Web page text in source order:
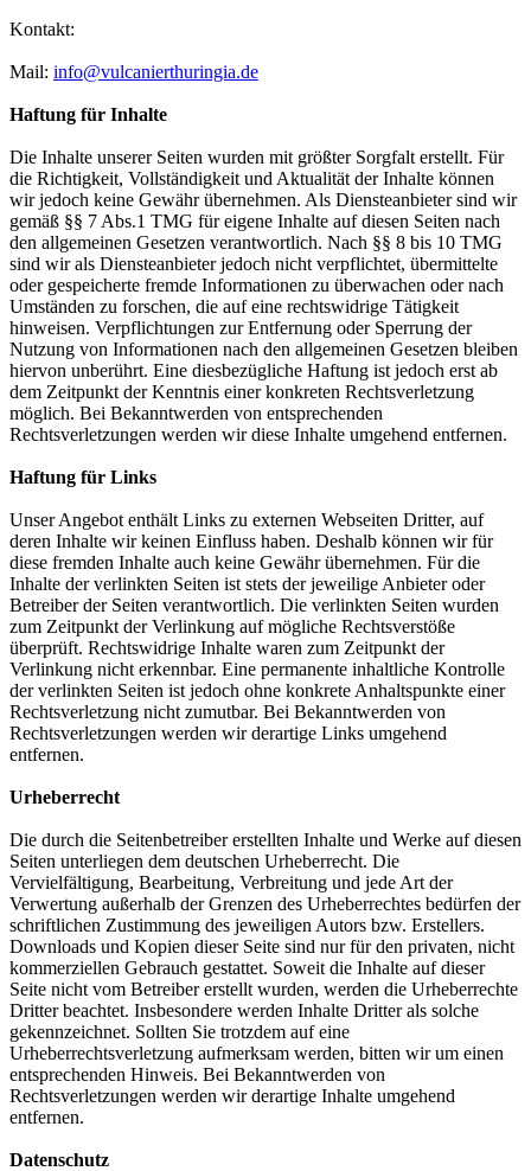
Kontakt:
Mail: info@vulcanierthuringia.de
Haftung für Inhalte
Die Inhalte unserer Seiten wurden mit größter Sorgfalt erstellt. Für
die Richtigkeit, Vollständigkeit und Aktualität der Inhalte können
wir jedoch keine Gewähr übernehmen. Als Diensteanbieter sind wir
gemäß §§ 7 Abs.1 TMG für eigene Inhalte auf diesen Seiten nach
den allgemeinen Gesetzen verantwortlich. Nach §§ 8 bis 10 TMG
sind wir als Diensteanbieter jedoch nicht verpflichtet, übermittelte
oder gespeicherte fremde Informationen zu überwachen oder nach
Umständen zu forschen, die auf eine rechtswidrige Tätigkeit
hinweisen. Verpflichtungen zur Entfernung oder Sperrung der
Nutzung von Informationen nach den allgemeinen Gesetzen bleiben
hiervon unberührt. Eine diesbezügliche Haftung ist jedoch erst ab
dem Zeitpunkt der Kenntnis einer konkreten Rechtsverletzung
möglich. Bei Bekanntwerden von entsprechenden
Rechtsverletzungen werden wir diese Inhalte umgehend entfernen.
Haftung für Links
Unser Angebot enthält Links zu externen Webseiten Dritter, auf
deren Inhalte wir keinen Einfluss haben. Deshalb können wir für
diese fremden Inhalte auch keine Gewähr übernehmen. Für die
Inhalte der verlinkten Seiten ist stets der jeweilige Anbieter oder
Betreiber der Seiten verantwortlich. Die verlinkten Seiten wurden
zum Zeitpunkt der Verlinkung auf mögliche Rechtsverstöße
überprüft. Rechtswidrige Inhalte waren zum Zeitpunkt der
Verlinkung nicht erkennbar. Eine permanente inhaltliche Kontrolle
der verlinkten Seiten ist jedoch ohne konkrete Anhaltspunkte einer
Rechtsverletzung nicht zumutbar. Bei Bekanntwerden von
Rechtsverletzungen werden wir derartige Links umgehend
entfernen.
Urheberrecht
Die durch die Seitenbetreiber erstellten Inhalte und Werke auf diesen
Seiten unterliegen dem deutschen Urheberrecht. Die
Vervielfältigung, Bearbeitung, Verbreitung und jede Art der
Verwertung außerhalb der Grenzen des Urheberrechtes bedürfen der
schriftlichen Zustimmung des jeweiligen Autors bzw. Erstellers.
Downloads und Kopien dieser Seite sind nur für den privaten, nicht
kommerziellen Gebrauch gestattet. Soweit die Inhalte auf dieser
Seite nicht vom Betreiber erstellt wurden, werden die Urheberrechte
Dritter beachtet. Insbesondere werden Inhalte Dritter als solche
gekennzeichnet. Sollten Sie trotzdem auf eine
Urheberrechtsverletzung aufmerksam werden, bitten wir um einen
entsprechenden Hinweis. Bei Bekanntwerden von
Rechtsverletzungen werden wir derartige Inhalte umgehend
entfernen.
Datenschutz